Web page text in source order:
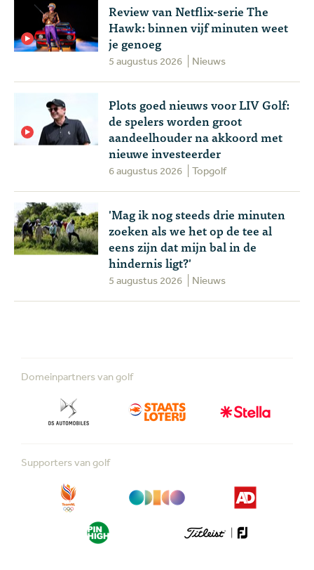
Review van Netflix-serie The
Hawk: binnen vijf minuten weet
je genoeg
5 augustus 2026 Nieuws
Plots goed nieuws voor LIV Golf:
de spelers worden groot
aandeelhouder na akkoord met
nieuwe investeerder
6 augustus 2026 Topgolf
'Mag ik nog steeds drie minuten
zoeken als we het op de tee al
eens zijn dat mijn bal in de
hindernis ligt?'
5 augustus 2026 Nieuws
Domeinpartners van golf
Supporters van golf